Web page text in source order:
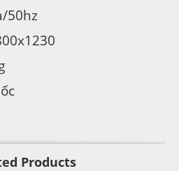
50hz
Products